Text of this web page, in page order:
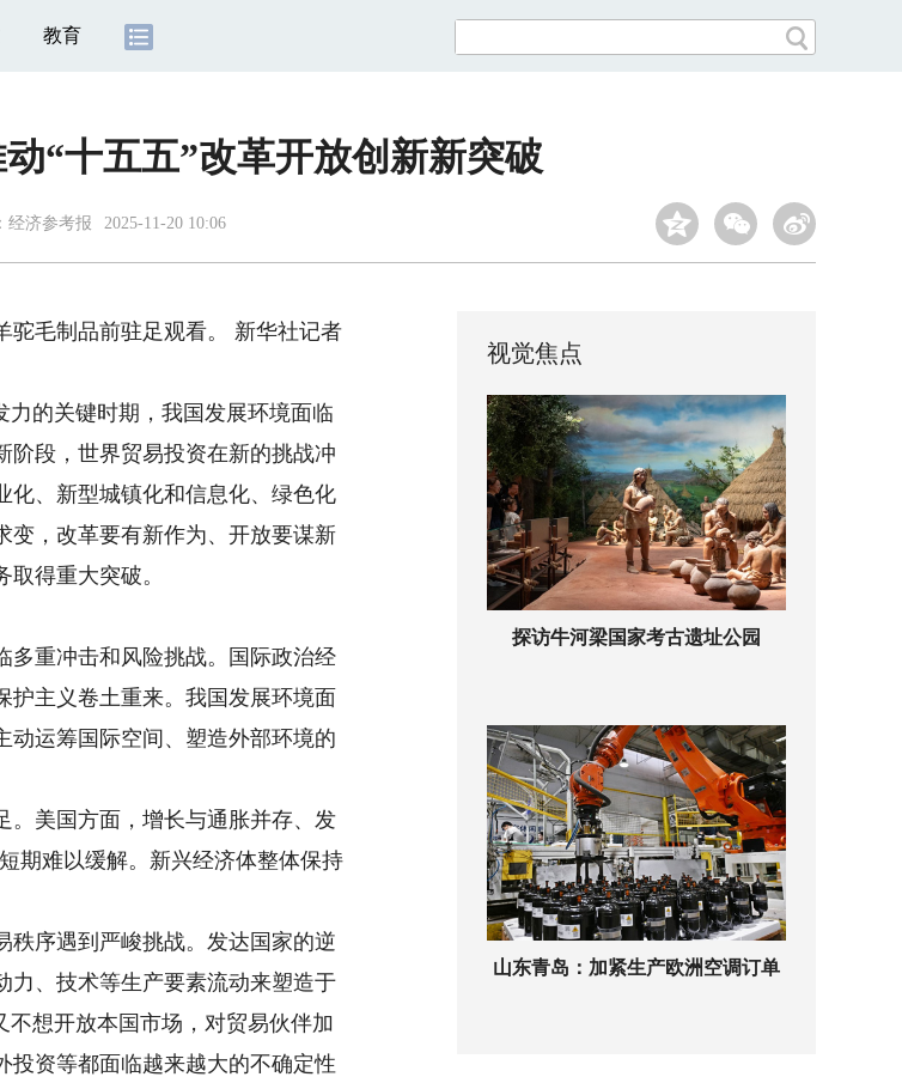
教育
“十五五”改革开放创新新突破
经济参考报 2025-11-20 10:06
毛制品前驻足观看。 新华社记者
的关键时期，我国发展环境面临
阶段，世界贸易投资在新的挑战冲
化、新型城镇化和信息化、绿色化
变，改革要有新作为、开放要谋新
得重大突破。
重冲击和风险挑战。国际政治经
护主义卷土重来。我国发展环境面
动运筹国际空间、塑造外部环境的
美国方面，增长与通胀并存、发
期难以缓解。新兴经济体整体保持
序遇到严峻挑战。发达国家的逆
力、技术等生产要素流动来塑造于
不想开放本国市场，对贸易伙伴加
投资等都面临越来越大的不确定性
视觉焦点
探访牛河梁国家考古遗址公园
山东青岛：加紧生产欧洲空调订单